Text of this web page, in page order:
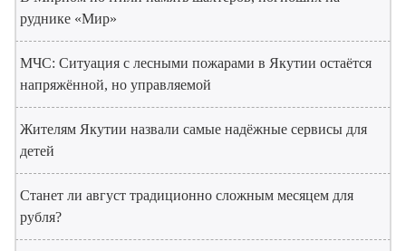
руднике «Мир»
МЧС: Ситуация с лесными пожарами в Якутии остаётся
напряжённой, но управляемой
Жителям Якутии назвали самые надёжные сервисы для
детей
Станет ли август традиционно сложным месяцем для
рубля?